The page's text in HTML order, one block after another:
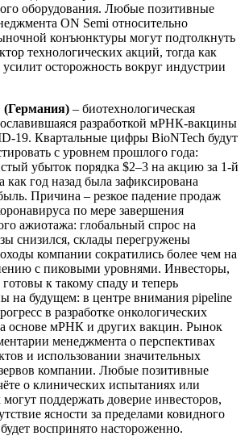
оборудования. Любые позитивные
ON Semi относительно
конъюнктуры могут подтолкнуть
технологических акций, тогда как
осторожность вокруг индустрии
(Германия) – биотехнологическая
разработкой мРНК-вакцины
19. Квартальные цифры BioNTech будут
с уровнем прошлого года:
убыток порядка $2–3 на акцию за 1-й
как год назад была зафиксирована
Причина – резкое падение продаж
по мере завершения
ажиотажа: глобальный спрос на
снизился, склады перегружены
компании сократились более чем на
с пиковыми уровнями. Инвесторы,
к такому спаду и теперь
на будущем: в центре внимания pipeline
в разработке онкологических
основе мРНК и других вакцин. Рынок
менеджмента о перспективах
и использовании значительных
компании. Любые позитивные
о клинических испытаниях или
могут поддержать доверие инвесторов,
ясности за пределами ковидного
воспринято настороженно.